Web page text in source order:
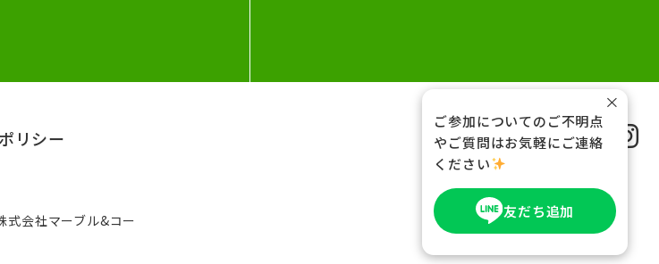
リシー FOLLOW US
式会社マーブル&コー
ご参加についてのご不明点
やご質問はお気軽にご連絡
ください
友だち追加
×